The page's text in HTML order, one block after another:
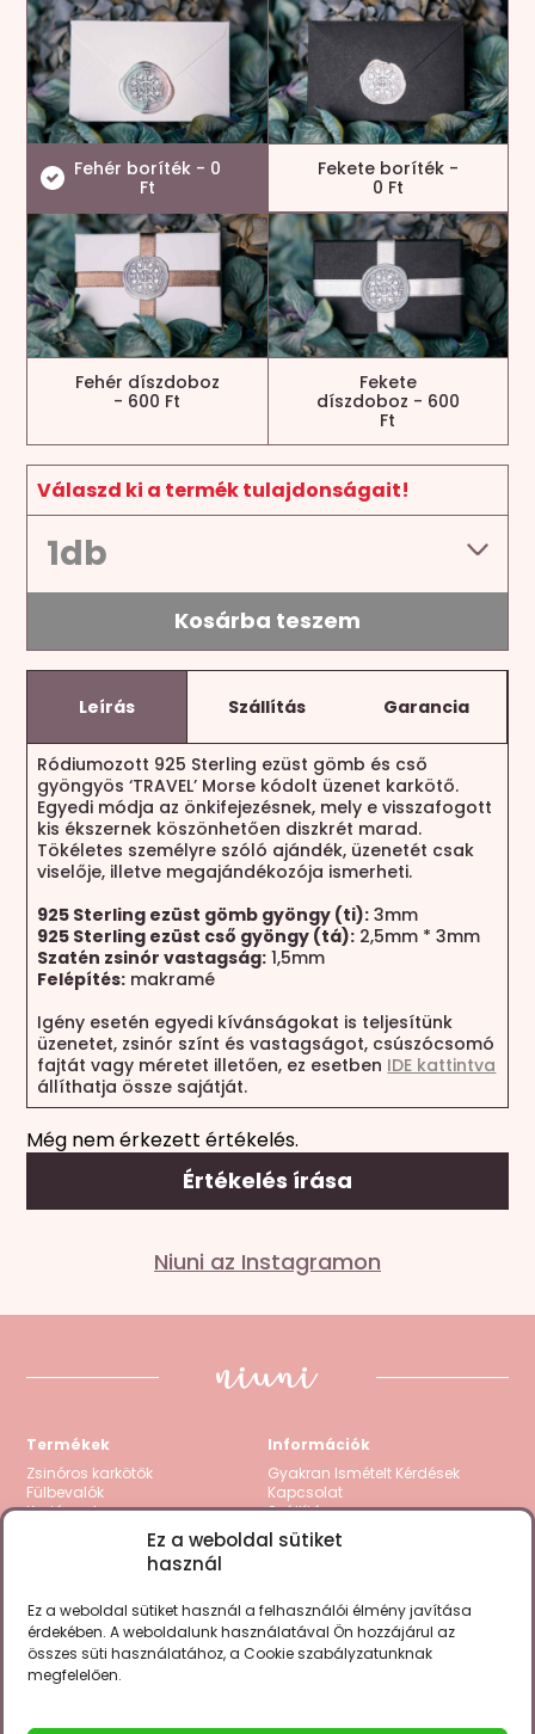
Ez a weboldal sütiket
használ
Ez a weboldal sütiket használ a felhasználói élmény javítása
érdekében. A weboldalunk használatával Ön hozzájárul az
összes süti használatához, a Cookie szabályzatunknak
megfelelően.
Fehér boríték - 0
Ft
Fekete boríték -
0 Ft
Fehér díszdoboz
- 600 Ft
Fekete
díszdoboz - 600
Ft
Válaszd ki a termék tulajdonságait!
Kosárba teszem
Leírás Szállítás Garancia
Ródiumozott 925 Sterling ezüst gömb és cső
gyöngyös ‘TRAVEL’ Morse kódolt üzenet karkötő.
Egyedi módja az önkifejezésnek, mely e visszafogott
kis ékszernek köszönhetően diszkrét marad.
Tökéletes személyre szóló ajándék, üzenetét csak
viselője, illetve megajándékozója ismerheti.
925 Sterling ezüst gömb gyöngy (ti): 3mm
925 Sterling ezüst cső gyöngy (tá): 2,5mm * 3mm
Szatén zsinór vastagság: 1,5mm
Felépítés: makramé
Igény esetén egyedi kívánságokat is teljesítünk
üzenetet, zsinór színt és vastagságot, csúszócsomó
fajtát vagy méretet illetően, ez esetben IDE kattintva
állíthatja össze sajátját.
Még nem érkezett értékelés.
Értékelés írása
Az e-mail címet nem tesszük közzé.
1 / 5 csillag2 / 5 csillag3 / 5 csillag 4 / 5 csillag5
Értékelésed
Niuni az Instagramon
Termékek
Zsinóros karkötők
Fülbevalók
Karláncok
Gravírozható termékek
Információk
Gyakran Ismételt Kérdések
Kapcsolat
Szállítás
Visszatérítés / Garancia
Fizetési módok
Adatkezelési tájékoztató
Cookie Policy (EU)
Megtalálsz minket a fontosabb